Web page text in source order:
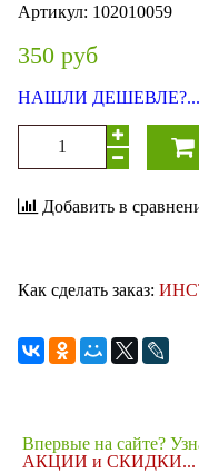
Артикул: 102010059
350 руб
НАШЛИ ДЕШЕВЛЕ?...
Добавить в
Как сделать заказ:
Впервые на сайте?
АКЦИИ и СКИДКИ...